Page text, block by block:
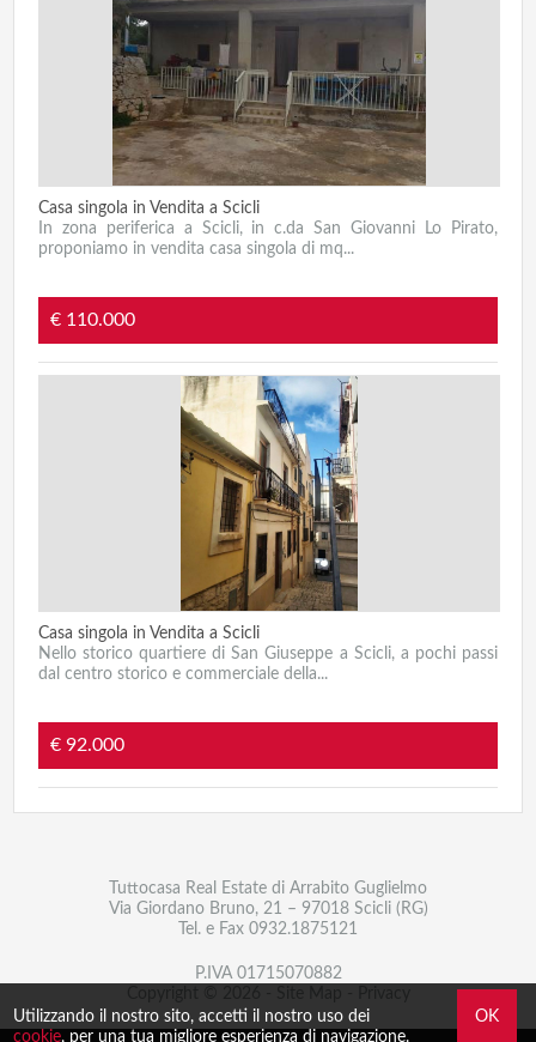
Utilizzando il nostro sito, accetti il nostro uso dei
cookie, per una tua migliore esperienza di navigazione.
OK
Casa singola in Vendita a Scicli
In zona periferica a Scicli, in c.da San Giovanni Lo Pirato,
proponiamo in vendita casa singola di mq...
€ 110.000
Casa singola in Vendita a Scicli
Nello storico quartiere di San Giuseppe a Scicli, a pochi passi
dal centro storico e commerciale della...
€ 92.000
Tuttocasa Real Estate di Arrabito Guglielmo
Via Giordano Bruno, 21 – 97018 Scicli (RG)
Tel. e Fax 0932.1875121
P.IVA 01715070882